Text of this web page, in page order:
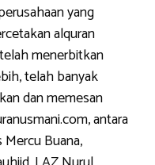
yang
alquran
menerbitkan
telah banyak
dan memesan
antara
Buana,